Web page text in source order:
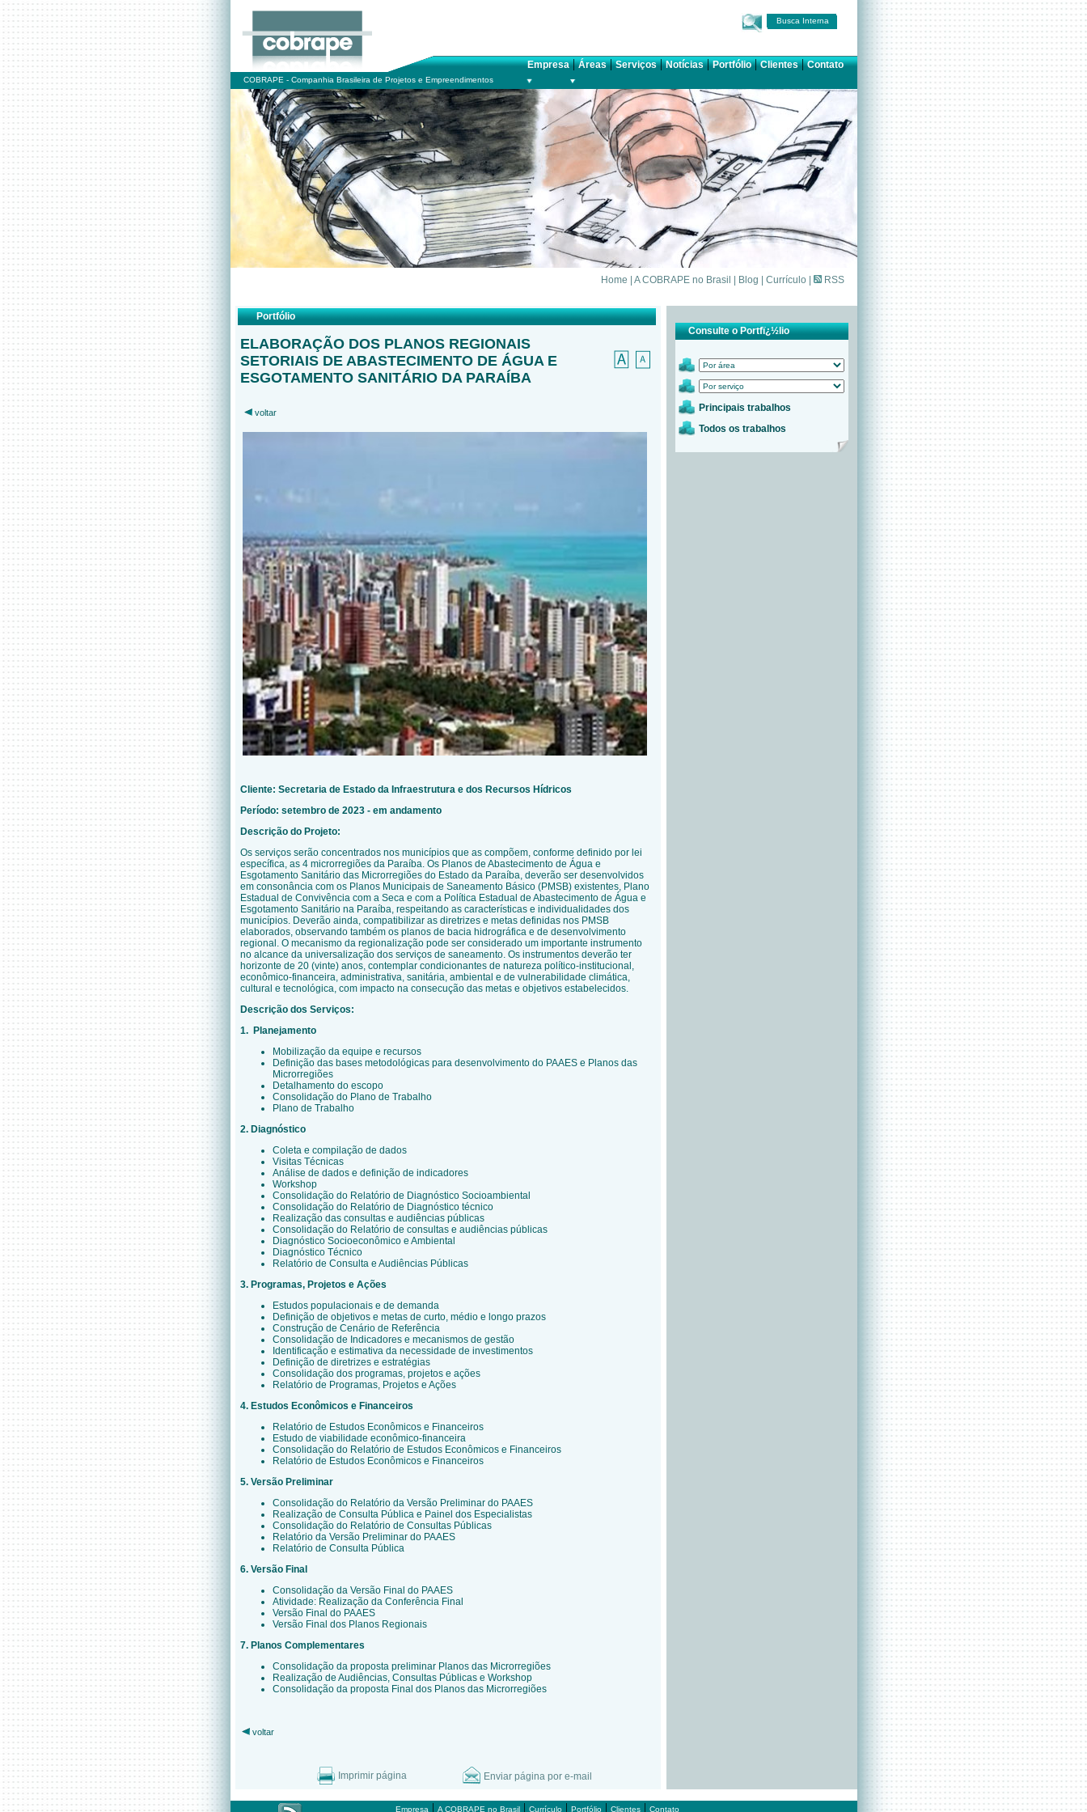
Busca Interna
Empresa|Áreas|Serviços|Notícias|Portfólio|Clientes|Contato
COBRAPE - Companhia Brasileira de Projetos e Empreendimentos
Home A COBRAPE no Brasil Blog Currículo RSS
Portfólio
ELABORAÇÃO DOS PLANOS REGIONAIS
SETORIAIS DE ABASTECIMENTO DE ÁGUA E
ESGOTAMENTO SANITÁRIO DA PARAÍBA
voltar
Cliente: Secretaria de Estado da Infraestrutura e dos Recursos Hídricos
Período: setembro de 2023 - em andamento
Descrição do Projeto:
Os serviços serão concentrados nos municípios que as compõem, conforme definido por lei
específica, as 4 microrregiões da Paraíba. Os Planos de Abastecimento de Água e
Esgotamento Sanitário das Microrregiões do Estado da Paraíba, deverão ser desenvolvidos
em consonância com os Planos Municipais de Saneamento Básico (PMSB) existentes, Plano
Estadual de Convivência com a Seca e com a Política Estadual de Abastecimento de Água e
Esgotamento Sanitário na Paraíba, respeitando as características e individualidades dos
municípios. Deverão ainda, compatibilizar as diretrizes e metas definidas nos PMSB
elaborados, observando também os planos de bacia hidrográfica e de desenvolvimento
regional. O mecanismo da regionalização pode ser considerado um importante instrumento
no alcance da universalização dos serviços de saneamento. Os instrumentos deverão ter
horizonte de 20 (vinte) anos, contemplar condicionantes de natureza político-institucional,
econômico-financeira, administrativa, sanitária, ambiental e de vulnerabilidade climática,
cultural e tecnológica, com impacto na consecução das metas e objetivos estabelecidos.
Descrição dos Serviços:
1. Planejamento
Mobilização da equipe e recursos
Definição das bases metodológicas para desenvolvimento do PAAES e Planos das
Microrregiões
Detalhamento do escopo
Consolidação do Plano de Trabalho
Plano de Trabalho
2. Diagnóstico
Coleta e compilação de dados
Visitas Técnicas
Análise de dados e definição de indicadores
Workshop
Consolidação do Relatório de Diagnóstico Socioambiental
Consolidação do Relatório de Diagnóstico técnico
Realização das consultas e audiências públicas
Consolidação do Relatório de consultas e audiências públicas
Diagnóstico Socioeconômico e Ambiental
Diagnóstico Técnico
Relatório de Consulta e Audiências Públicas
3. Programas, Projetos e Ações
Estudos populacionais e de demanda
Definição de objetivos e metas de curto, médio e longo prazos
Construção de Cenário de Referência
Consolidação de Indicadores e mecanismos de gestão
Identificação e estimativa da necessidade de investimentos
Definição de diretrizes e estratégias
Consolidação dos programas, projetos e ações
Relatório de Programas, Projetos e Ações
4. Estudos Econômicos e Financeiros
Relatório de Estudos Econômicos e Financeiros
Estudo de viabilidade econômico-financeira
Consolidação do Relatório de Estudos Econômicos e Financeiros
Relatório de Estudos Econômicos e Financeiros
5. Versão Preliminar
Consolidação do Relatório da Versão Preliminar do PAAES
Realização de Consulta Pública e Painel dos Especialistas
Consolidação do Relatório de Consultas Públicas
Relatório da Versão Preliminar do PAAES
Relatório de Consulta Pública
6. Versão Final
Consolidação da Versão Final do PAAES
Atividade: Realização da Conferência Final
Versão Final do PAAES
Versão Final dos Planos Regionais
7. Planos Complementares
Consolidação da proposta preliminar Planos das Microrregiões
Realização de Audiências, Consultas Públicas e Workshop
Consolidação da proposta Final dos Planos das Microrregiões
voltar
Imprimir página Enviar página por e-mail
Consulte o Portfï¿½lio
Principais trabalhos
Todos os trabalhos
Empresa | A COBRAPE no Brasil| Currículo| Portfólio| Clientes| Contato